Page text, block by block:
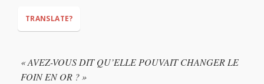
TRANSLATE?
"SHE CAN TURN HAY INTO GOLD?"
« AVEZ-VOUS DIT QU’ELLE POUVAIT CHANGER LE
FOIN EN OR ? »